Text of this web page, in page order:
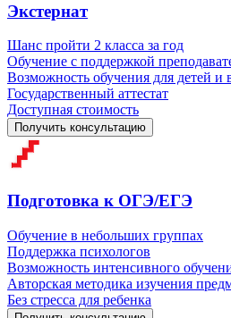
Экстернат
Шанс пройти 2 класса за год
Обучение с поддержкой
Возможность обучения для детей и
Государственный аттестат
Доступная стоимость
Получить консультацию
Подготовка к ОГЭ/ЕГЭ
Обучение в небольших группах
Поддержка психологов
Возможность интенсивного
Авторская методика изучения
Без стресса для ребенка